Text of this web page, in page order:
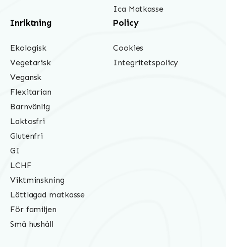
Ica Matkasse
Inriktning
Ekologisk
Vegetarisk
Vegansk
Flexitarian
Barnvänlig
Laktosfri
Glutenfri
GI
LCHF
Viktminskning
Lättlagad matkasse
För familjen
Små hushåll
Policy
Cookies
Integritetspolicy